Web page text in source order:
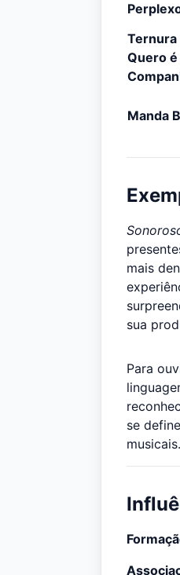
Ternura
Quero
Manda
mais
sua
Para
se
musicais.